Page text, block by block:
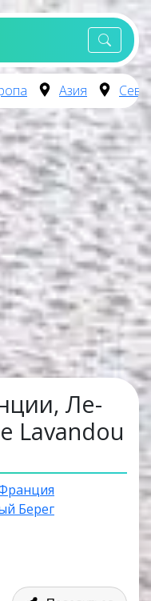
Азия
Ле-
Lavandou
Берег